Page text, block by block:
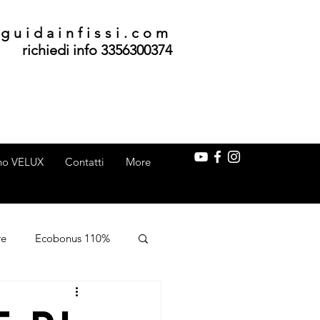
guidainfissi.com
richiedi info 3356300374
VELUX Contatti More
Ecobonus 110%